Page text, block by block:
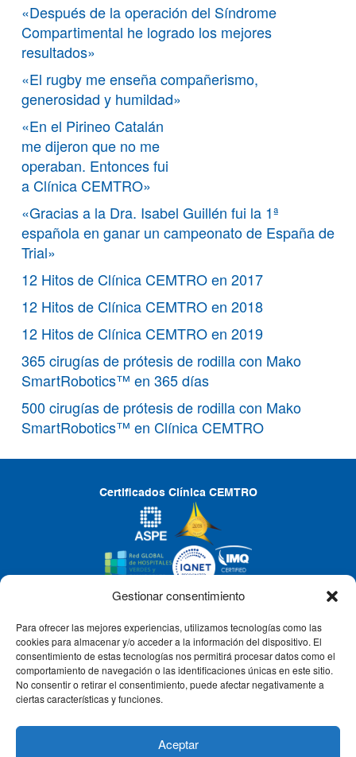
Gestionar consentimiento
Para ofrecer las mejores experiencias, utilizamos tecnologías como las
cookies para almacenar y/o acceder a la información del dispositivo. El
consentimiento de estas tecnologías nos permitirá procesar datos como el
comportamiento de navegación o las identificaciones únicas en este sitio.
No consentir o retirar el consentimiento, puede afectar negativamente a
ciertas características y funciones.
Aceptar
«Después de la operación del Síndrome
Compartimental he logrado los mejores
resultados»
«El rugby me enseña compañerismo,
generosidad y humildad»
«En el Pirineo Catalán
me dijeron que no me
operaban. Entonces fui
a Clínica CEMTRO»
«Gracias a la Dra. Isabel Guillén fui la 1ª
española en ganar un campeonato de España de
Trial»
12 Hitos de Clínica CEMTRO en 2017
12 Hitos de Clínica CEMTRO en 2018
12 Hitos de Clínica CEMTRO en 2019
365 cirugías de prótesis de rodilla con Mako
SmartRobotics™ en 365 días
500 cirugías de prótesis de rodilla con Mako
SmartRobotics™ en Clínica CEMTRO
Certificados Clínica CEMTRO
CLÍNICA CEMTRO
QUIÉNES SOMOS